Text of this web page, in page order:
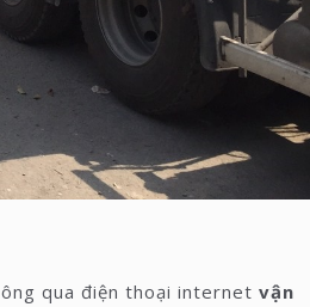
qua điện thoại internet vận